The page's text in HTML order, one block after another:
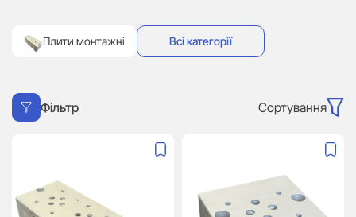
Плити монтажні Всі категорії
Фільтр Сортування